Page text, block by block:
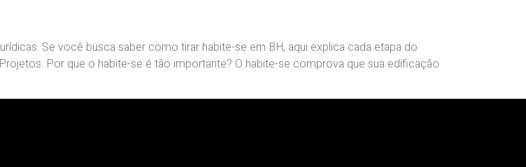
Se você busca saber como tirar habite-se em BH, aqui explica cada etapa do
Por que o habite-se é tão importante? O habite-se comprova que sua edificação